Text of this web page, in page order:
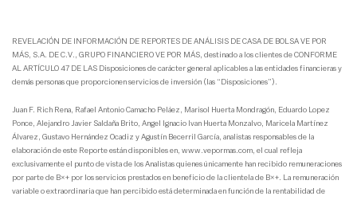
REVELACIÓN DE INFORMACIÓN DE REPORTES DE ANÁLISIS DE CASA DE BOLSA VE POR
MÁS, S.A. DE C.V., GRUPO FINANCIERO VE POR MÁS, destinado a los clientes de CONFORME
AL ARTÍCULO 47 DE LAS Disposiciones de carácter general aplicables a las entidades financieras y
demás personas que proporcionen servicios de inversión (las “Disposiciones”).
Juan F. Rich Rena, Rafael Antonio Camacho Peláez, Marisol Huerta Mondragón, Eduardo Lopez
Ponce, Alejandro Javier Saldaña Brito, Angel Ignacio Ivan Huerta Monzalvo, Maricela Martínez
Álvarez, Gustavo Hernández Ocadiz y Agustín Becerril García, analistas responsables de la
elaboración de este Reporte están disponibles en, www.vepormas.com, el cual refleja
exclusivamente el punto de vista de los Analistas quienes únicamente han recibido remuneraciones
por parte de B×+ por los servicios prestados en beneficio de la clientela de B×+. La remuneración
variable o extraordinaria que han percibido está determinada en función de la rentabilidad de